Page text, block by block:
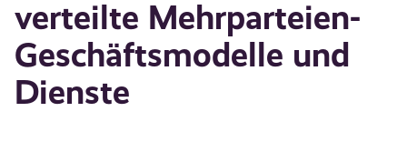
verteilte Mehrparteien-
Geschäftsmodelle und
Dienste